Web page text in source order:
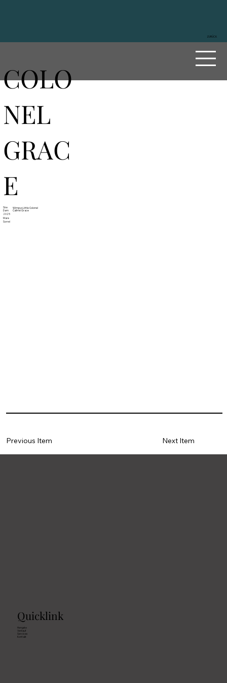
ZURÜCK
COLO
NEL
GRAC
E
Sire
Wimpys Little Colonel
Dam
Callme Grace
2025
Mare
Sorrel
Previous Item Next Item
Quicklink
Hengste
Verkauf
Services
Kontakt